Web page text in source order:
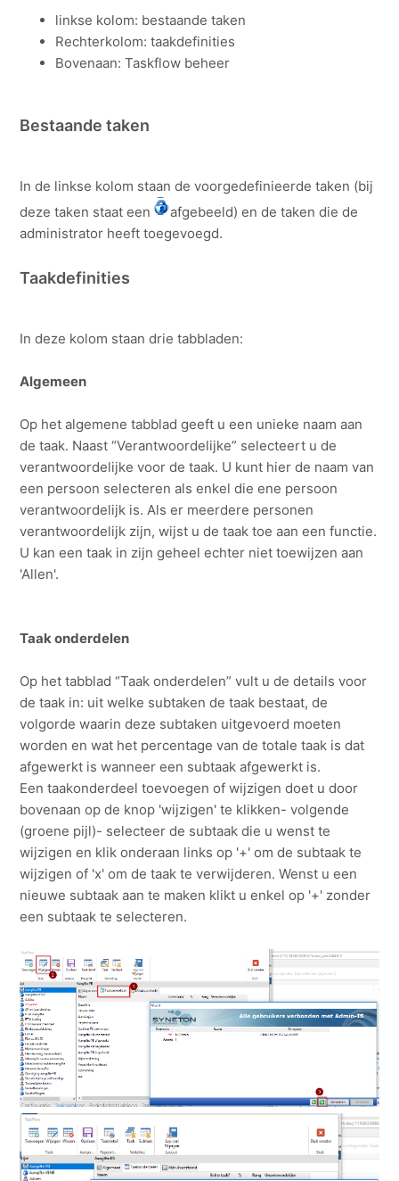
linkse kolom: bestaande taken
Rechterkolom: taakdefinities
Bovenaan: Taskflow beheer
Bestaande taken
In de linkse kolom staan de voorgedefinieerde taken (bij
deze taken staat een
afgebeeld) en de taken die de
administrator heeft toegevoegd.
Taakdefinities
In deze kolom staan drie tabbladen:
Algemeen
Op het algemene tabblad geeft u een unieke naam aan
de taak. Naast “Verantwoordelijke” selecteert u de
verantwoordelijke voor de taak. U kunt hier de naam van
een persoon selecteren als enkel die ene persoon
verantwoordelijk is. Als er meerdere personen
verantwoordelijk zijn, wijst u de taak toe aan een functie.
U kan een taak in zijn geheel echter niet toewijzen aan
'Allen'.
Taak onderdelen
Op het tabblad “Taak onderdelen” vult u de details voor
de taak in: uit welke subtaken de taak bestaat, de
volgorde waarin deze subtaken uitgevoerd moeten
worden en wat het percentage van de totale taak is dat
afgewerkt is wanneer een subtaak afgewerkt is.
Een taakonderdeel toevoegen of wijzigen doet u door
bovenaan op de knop 'wijzigen' te klikken- volgende
(groene pijl)- selecteer de subtaak die u wenst te
wijzigen en klik onderaan links op '+' om de subtaak te
wijzigen of 'x' om de taak te verwijderen. Wenst u een
nieuwe subtaak aan te maken klikt u enkel op '+' zonder
een subtaak te selecteren.